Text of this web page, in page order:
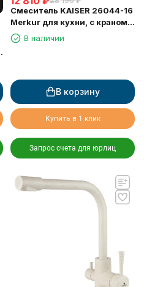
Смеситель KAISER 26044-16
Merkur для кухни, с краном
для питьевой воды,
песочный мрамор
В наличии
В корзину
Купить в 1 клик
Запрос счета для юрлиц